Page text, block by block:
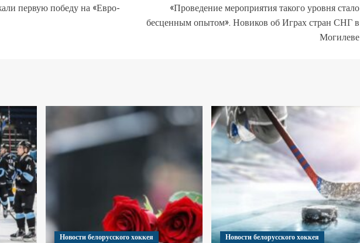
первую победу на «Евро-
«Проведение мероприятия такого уровня стало
бесценным опытом». Новиков об Играх стран СНГ в
Могилеве
Новости белорусского хоккея Новости белорусского хоккея